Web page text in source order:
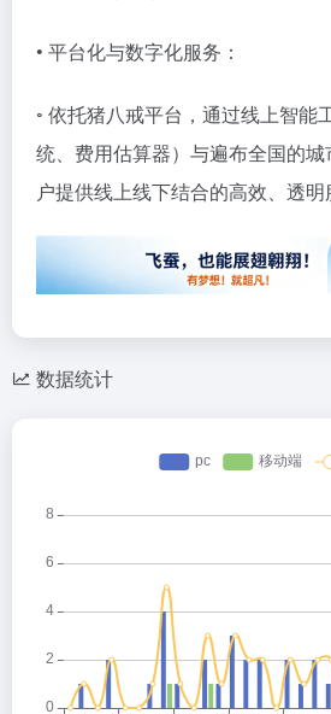
• 平台化与数字化服务：
◦ 依托猪八戒平台，通过线上智能
统、费用估算器）与遍布全国的
户提供线上线下结合的高效、透明
数据统计